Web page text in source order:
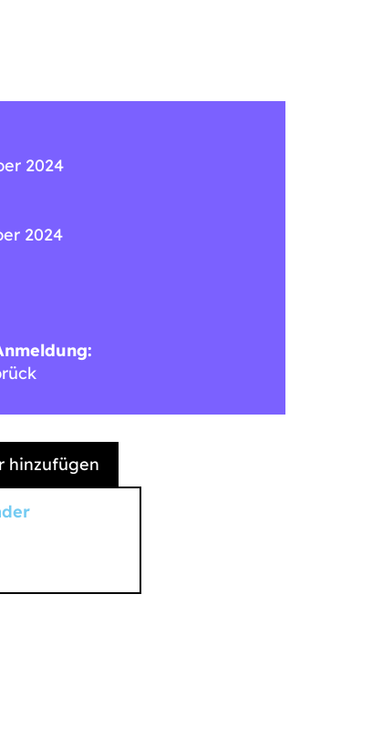
2024
2024
hinzufügen